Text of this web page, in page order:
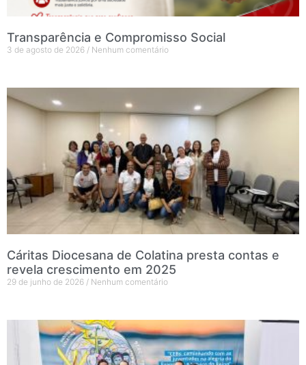
Transparência e Compromisso Social
3 de agosto de 2026 Nenhum comentário
Cáritas Diocesana de Colatina presta contas e
revela crescimento em 2025
29 de junho de 2026 Nenhum comentário